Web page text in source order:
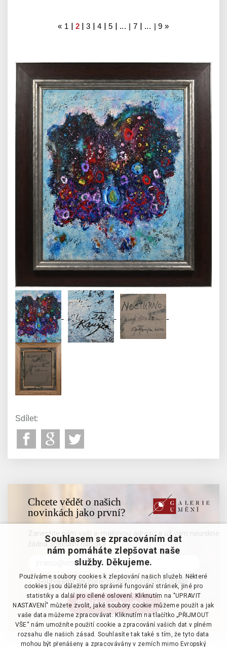
« 1 | 2 |3 |4 | 5 | ... | 7 | ... | 9 »
Sdílet:
Chcete vědět o našich
novinkách jako první?
Zanechte nám vaši e-mailovou adresu a už vám neunikne
žádná speciální nabídka
Souhlasím se zpracováním osobních údajů
Souhlasem se zpracováním dat
nám pomáháte zlepšovat naše
služby. Děkujeme.
Používáme soubory cookies k zlepšování našich služeb. Některé
cookies jsou důležité pro správné fungování stránek, jiné pro
statistiky a další pro cílené oslovení. Kliknutím na "UPRAVIT
NASTAVENÍ" můžete zvolit, jaké soubory cookie můžeme použít a jak
vaše data můžeme zpracovávat. Kliknutím na tlačítko „PŘIJMOUT
VŠE“ nám umožníte použití cookie a zpracování vašich dat v plném
rozsahu dle našich zásad. Souhlasíte tak také s tím, že tyto data
mohou být přenášeny a zpracovávány v zemích mimo Evropský